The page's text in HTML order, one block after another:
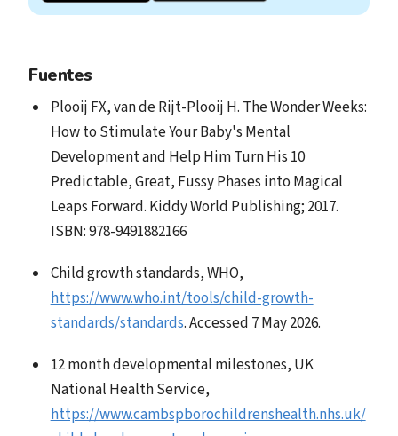
Fuentes
Plooij FX, van de Rijt-Plooij H. The Wonder Weeks:
How to Stimulate Your Baby's Mental
Development and Help Him Turn His 10
Predictable, Great, Fussy Phases into Magical
Leaps Forward. Kiddy World Publishing; 2017.
ISBN: 978-9491882166
Child growth standards, WHO,
https://www.who.int/tools/child-growth-
standards/standards. Accessed 7 May 2026.
12 month developmental milestones, UK
National Health Service,
https://www.cambspborochildrenshealth.nhs.uk/